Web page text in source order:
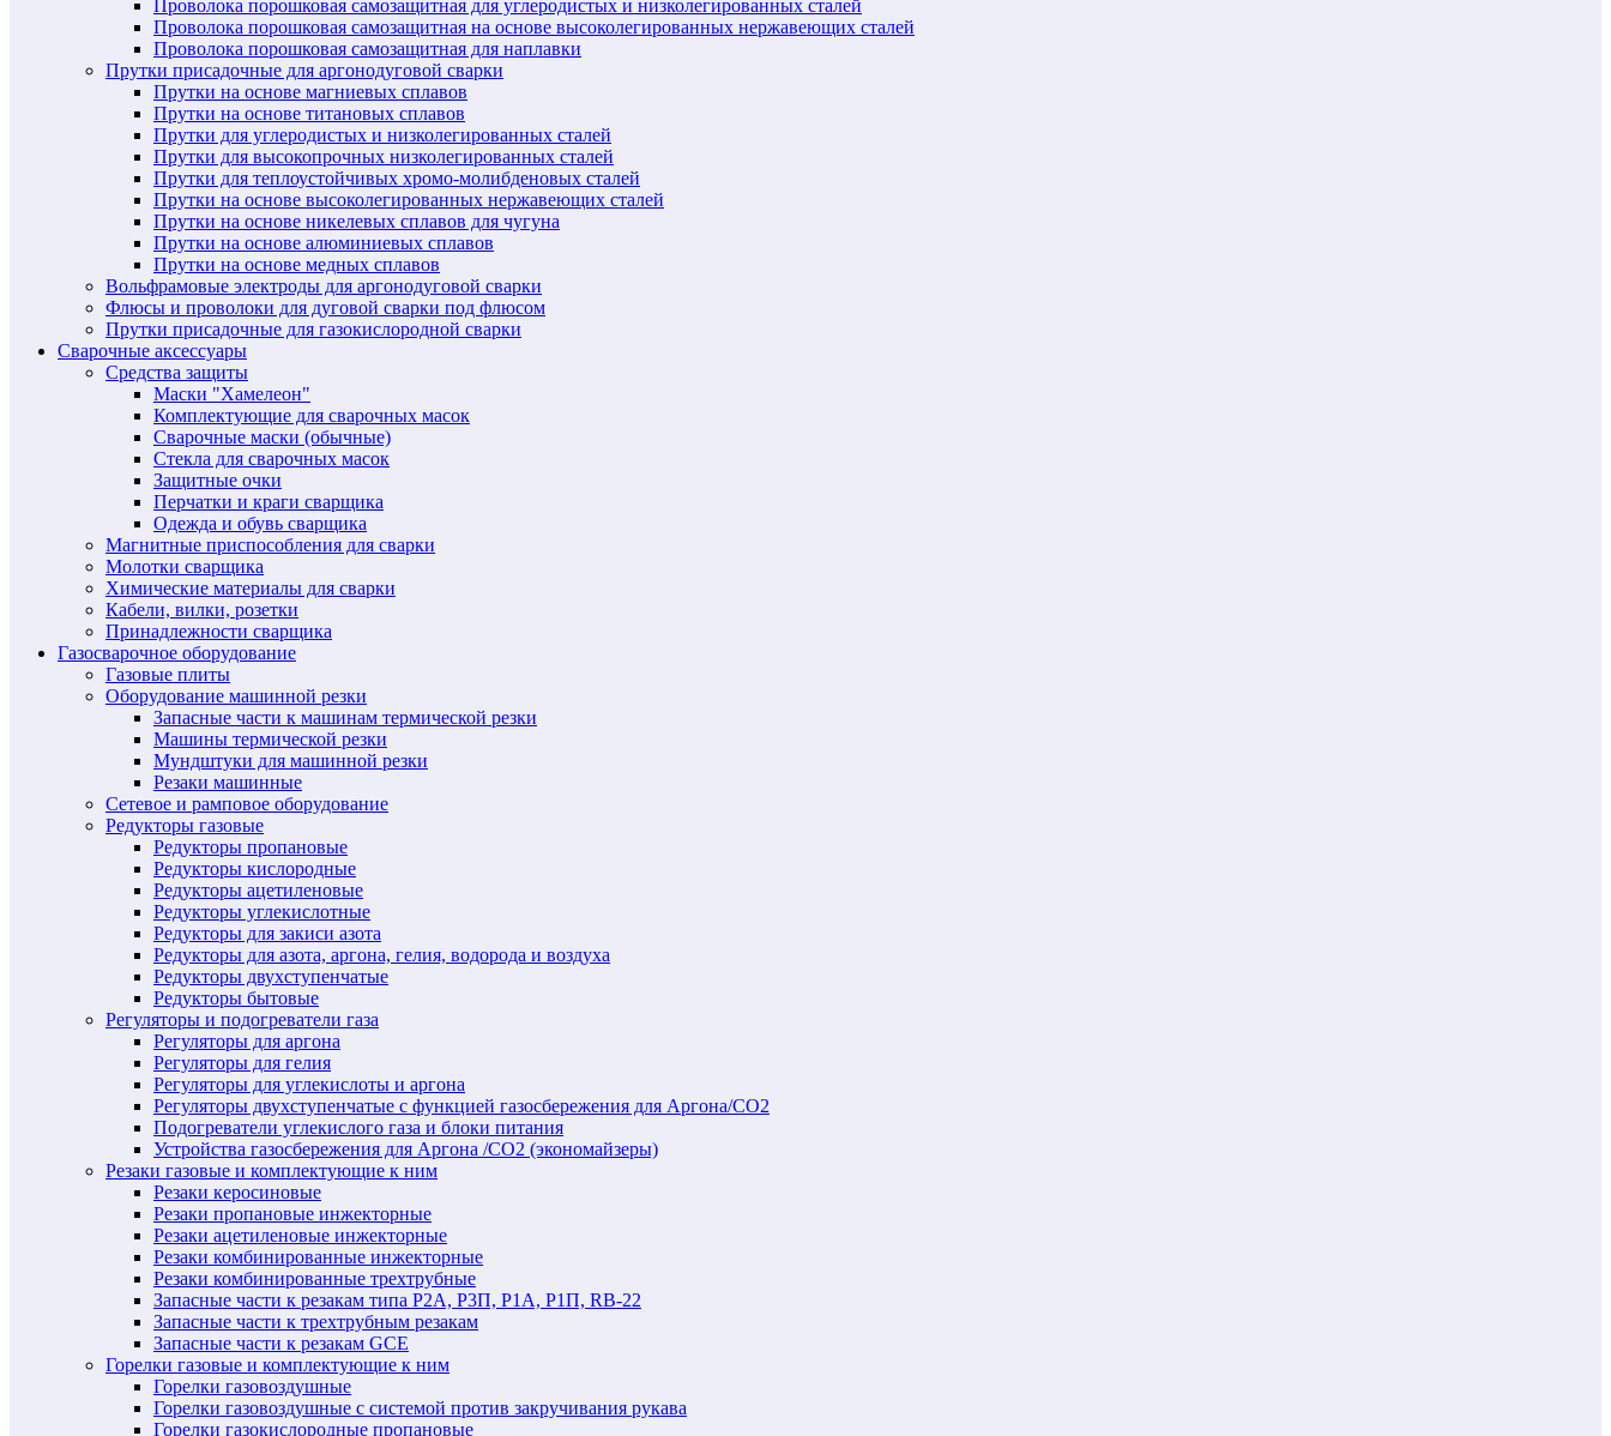
Проволока порошковая самозащитная для углеродистых и низколегированных сталей
Проволока порошковая самозащитная на основе высоколегированных нержавеющих сталей
Проволока порошковая самозащитная для наплавки
Прутки присадочные для аргонодуговой сварки
Прутки на основе магниевых сплавов
Прутки на основе титановых сплавов
Прутки для углеродистых и низколегированных сталей
Прутки для высокопрочных низколегированных сталей
Прутки для теплоустойчивых хромо-молибденовых сталей
Прутки на основе высоколегированных нержавеющих сталей
Прутки на основе никелевых сплавов для чугуна
Прутки на основе алюминиевых сплавов
Прутки на основе медных сплавов
Вольфрамовые электроды для аргонодуговой сварки
Флюсы и проволоки для дуговой сварки под флюсом
Прутки присадочные для газокислородной сварки
Сварочные аксессуары
Средства защиты
Маски "Хамелеон"
Комплектующие для сварочных масок
Сварочные маски (обычные)
Стекла для сварочных масок
Защитные очки
Перчатки и краги сварщика
Одежда и обувь сварщика
Магнитные приспособления для сварки
Молотки сварщика
Химические материалы для сварки
Кабели, вилки, розетки
Принадлежности сварщика
Газосварочное оборудование
Газовые плиты
Оборудование машинной резки
Запасные части к машинам термической резки
Машины термической резки
Мундштуки для машинной резки
Резаки машинные
Сетевое и рамповое оборудование
Редукторы газовые
Редукторы пропановые
Редукторы кислородные
Редукторы ацетиленовые
Редукторы углекислотные
Редукторы для закиси азота
Редукторы для азота, аргона, гелия, водорода и воздуха
Редукторы двухступенчатые
Редукторы бытовые
Регуляторы и подогреватели газа
Регуляторы для аргона
Регуляторы для гелия
Регуляторы для углекислоты и аргона
Регуляторы двухступенчатые c функцией газосбережения для Аргона/СО2
Подогреватели углекислого газа и блоки питания
Устройства газосбережения для Аргона /СО2 (экономайзеры)
Резаки газовые и комплектующие к ним
Резаки керосиновые
Резаки пропановые инжекторные
Резаки ацетиленовые инжекторные
Резаки комбинированные инжекторные
Резаки комбинированные трехтрубные
Запасные части к резакам типа Р2А, Р3П, Р1А, Р1П, RB-22
Запасные части к трехтрубным резакам
Запасные части к резакам GCE
Горелки газовые и комплектующие к ним
Горелки газовоздушные
Горелки газовоздушные с системой против закручивания рукава
Горелки газокислородные пропановые